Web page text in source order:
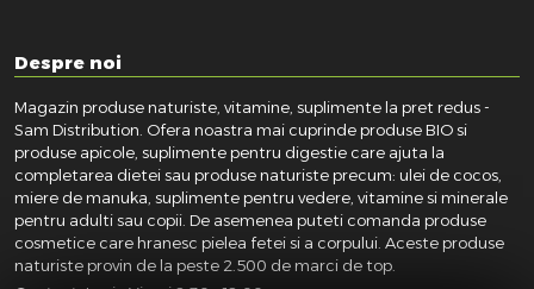
Despre noi
Magazin produse naturiste, vitamine, suplimente la pret redus -
Sam Distribution. Ofera noastra mai cuprinde produse BIO si
produse apicole, suplimente pentru digestie care ajuta la
completarea dietei sau produse naturiste precum: ulei de cocos,
miere de manuka, suplimente pentru vedere, vitamine si minerale
pentru adulti sau copii. De asemenea puteti comanda produse
cosmetice care hranesc pielea fetei si a corpului. Aceste produse
naturiste provin de la peste 2.500 de marci de top.